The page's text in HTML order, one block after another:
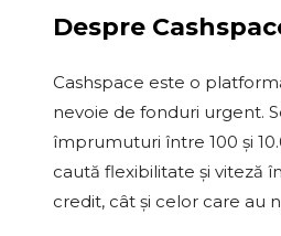
Despre
Cashspace este o
nevoie de fonduri urgent.
împrumuturi între 100 și
caută flexibilitate și viteză
credit, cât și celor care au